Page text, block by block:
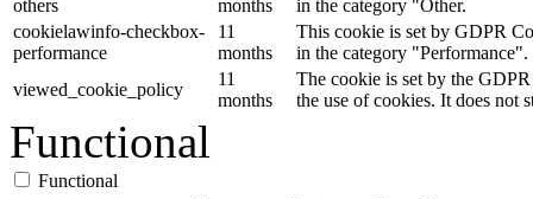
others
months
in the category "Other.
cookielawinfo-checkbox-
performance
11
months
This cookie is set by GDPR
in the category "Performance".
viewed_cookie_policy
11
months
The cookie is set by the
the use of cookies. It does not
Functional
Functional